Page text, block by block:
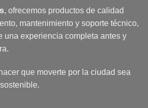
, ofrecemos productos de calidad
mantenimiento y soporte técnico,
una experiencia completa antes y
que moverte por la ciudad sea